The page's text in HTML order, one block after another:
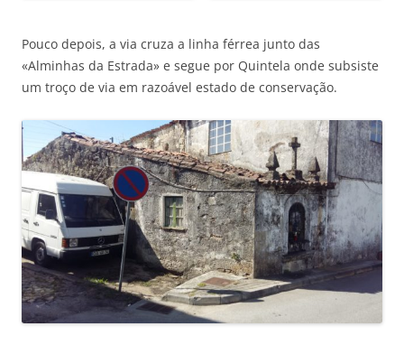
Pouco depois, a via cruza a linha férrea junto das
«Alminhas da Estrada» e segue por Quintela onde subsiste
um troço de via em razoável estado de conservação.